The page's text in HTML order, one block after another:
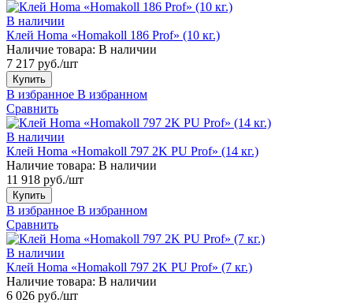
В наличии
Клей Homa «Homakoll 186 Prof» (10 кг.)
Наличие товара: В наличии
7 217 руб./шт
Купить
В избранное В избранном
Сравнить
В наличии
Клей Homa «Homakoll 797 2K PU Prof» (14 кг.)
Наличие товара: В наличии
11 918 руб./шт
Купить
В избранное В избранном
Сравнить
В наличии
Клей Homa «Homakoll 797 2K PU Prof» (7 кг.)
Наличие товара: В наличии
6 026 руб./шт